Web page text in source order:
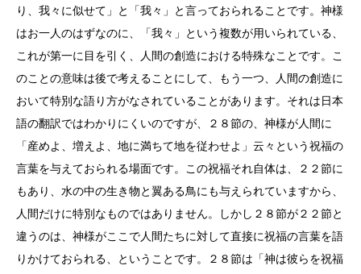
り、我々に似せて」と「我々」と言っておられることです。神様
はお一人のはずなのに、「我々」という複数が用いられている、
これが第一に目を引く、人間の創造における特殊なことです。こ
のことの意味は後で考えることにして、もう一つ、人間の創造に
おいて特別な語り方がなされていることがあります。それは日本
語の翻訳ではわかりにくいのですが、２８節の、神様が人間に
「産めよ、増えよ、地に満ちて地を従わせよ」云々という祝福の
言葉を与えておられる場面です。この祝福それ自体は、２２節に
もあり、水の中の生き物と翼ある鳥にも与えられていますから、
人間だけに特別なものではありません。しかし２８節が２２節と
違うのは、神様がここで人間たちに対して直接に祝福の言葉を語
りかけておられる、ということです。２８節は「神は彼らを祝福